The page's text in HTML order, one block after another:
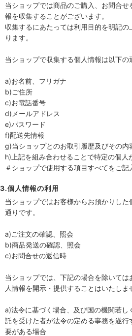
当ショップでは商品のご購入、お問合
報を収集することがございます。
収集するにあたっては利用目的を明記の
ります。
当ショップで収集する個人情報は以下の
a)お名前、フリガナ
b)ご住所
c)お電話番号
d)メールアドレス
e)パスワード
f)配送先情報
g)当ショップとのお取引履歴及びその内
h)上記を組み合わせることで特定の個人
＃ショップで使用する項目すべてをご記
3.個人情報の利用
当ショップではお客様からお預かりし
通りです。
a)ご注文の確認、照会
b)商品発送の確認、照会
c)お問合せの返信時
当ショップでは、下記の場合を除いて
人情報を開示・提供することはいたしま
a)法令に基づく場合、及び国の機関若し
託を受けた者が法令の定める事務を遂
要がある場合